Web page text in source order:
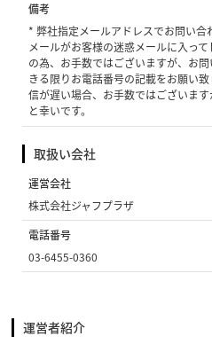
備考
* 弊社指定メールアドレスでお問い
メールがお客様の迷惑メールに入っ
の為、お手数ではございますが、お
きる限りお電話番号の記載をお願い
信が遅い場合、お手数ではございま
と幸いです。
取扱い会社
運営会社
株式会社ジャフプラザ
電話番号
03-6455-0360
運営者紹介